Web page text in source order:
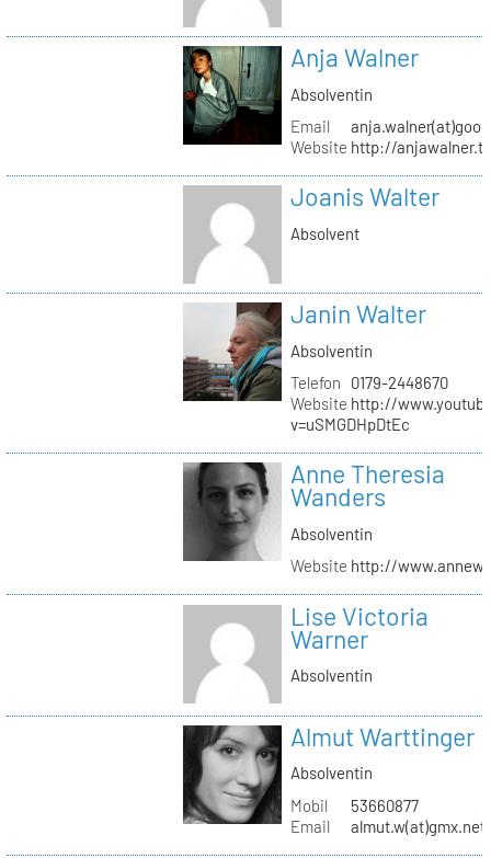
Anja Walner
Absolventin
Email
Website http://
Joanis Walter
Absolvent
Janin Walter
Absolventin
Telefon
0179-2448670
Website http://
v=uSMGDHpDtEc
Anne Theresia
Wanders
Absolventin
Website http://
Lise Victoria
Warner
Absolventin
Almut Warttinger
Absolventin
Mobil
53660877
Email
almut.w(at)gmx.net